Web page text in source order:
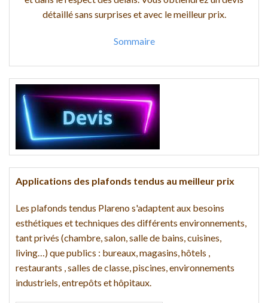
détaillé sans surprises et avec le meilleur prix.
Sommaire
Applications des plafonds tendus au meilleur prix
Les plafonds tendus Plareno s'adaptent aux besoins
esthétiques et techniques des différents environnements,
tant privés (chambre, salon, salle de bains, cuisines,
living…) que publics : bureaux, magasins, hôtels ,
restaurants , salles de classe, piscines, environnements
industriels, entrepôts et hôpitaux.